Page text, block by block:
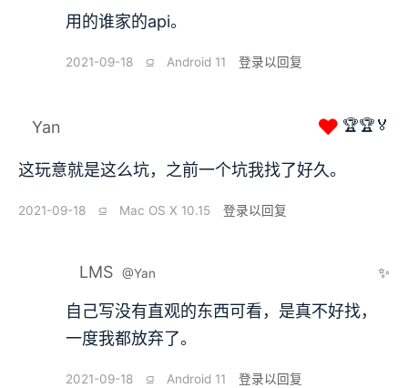
用的谁家的api。
2021-09-18 ⫑ Android 11 登录以回复
Yan ❤ 🏆🏆🏅
这玩意就是这么坑，之前一个坑我找了好久。
2021-09-18 ⫑ Mac OS X 10.15 登录以回复
LMS @Yan ✨
自己写没有直观的东西可看，是真不好找，
一度我都放弃了。
2021-09-18 ⫑ Android 11 登录以回复